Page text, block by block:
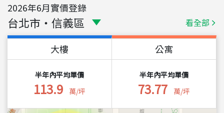
2026年6月實價登錄
台北市 ・ 信義區 看全部
大樓
半年內平均單價
113.9 萬/坪
公寓
半年內平均單價
73.77 萬/坪